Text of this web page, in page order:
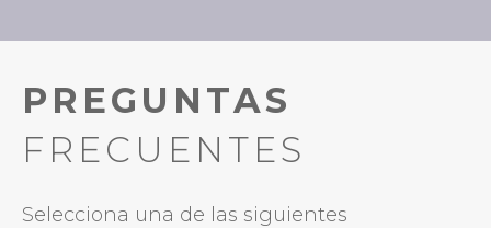
PREGUNTAS
FRECUENTES
Selecciona una de las siguientes